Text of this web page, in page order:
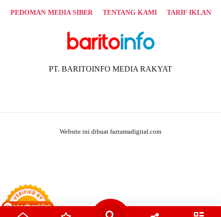
PEDOMAN MEDIA SIBER TENTANG KAMI TARIF IKLAN
PT. BARITOINFO MEDIA RAKYAT
Website ini dibuat faztamadigital.com